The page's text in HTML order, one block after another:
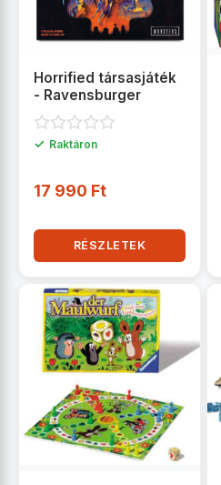
Horrified társasjáték
- Ravensburger
✓ Raktáron
17 990 Ft
RÉSZLETEK